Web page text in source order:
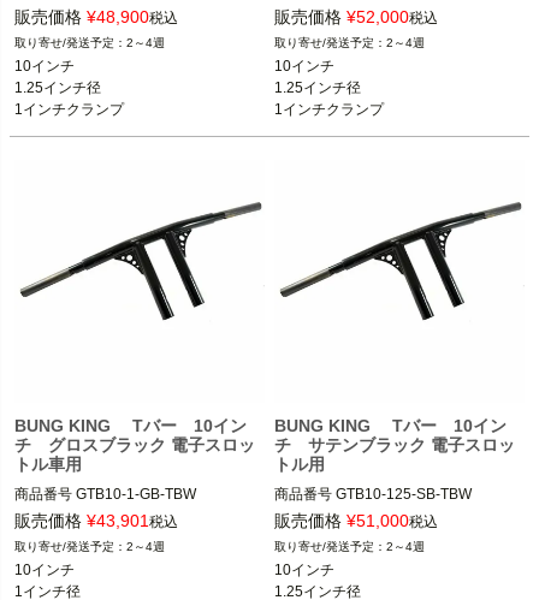
ケーブルスロットル車
販売価格 ¥48,900税込
2～4週
10インチ
1.25インチ径
1インチクランプ
電子制御スロットル車
販売価格 ¥52,000税込
2～4週
10インチ
1.25インチ径
1インチクランプ
BUNG KING Tバー 10イン
チ グロスブラック 電子スロッ
トル車用
商品番号 GTB10-1-GB-TBW
スポーツスター、ダイナ、ソフテイル
BUNG KING(バンキン)
販売価格 ¥43,901 税込
2～4週
10インチ
1インチ径
BUNG KING Tバー 10イン
チ サテンブラック 電子スロッ
トル用
商品番号 GTB10-125-SB-TBW
ライザータイプのハンドル装着車
電子スロットル用
BUNG KING(バンキン)
販売価格 ¥51,000税込
2～4週
10インチ
1.25インチ径